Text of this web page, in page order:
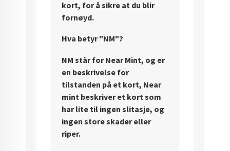
kort, for å sikre at du blir
fornøyd.
Hva betyr "NM"?
NM står for Near Mint, og er
en beskrivelse for
tilstanden på et kort, Near
mint beskriver et kort som
har lite til ingen slitasje, og
ingen store skader eller
riper.